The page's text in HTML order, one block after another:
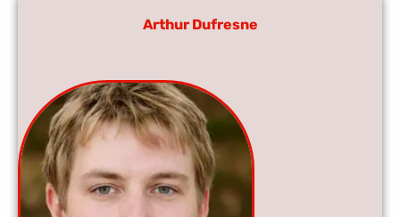
Arthur Dufresne